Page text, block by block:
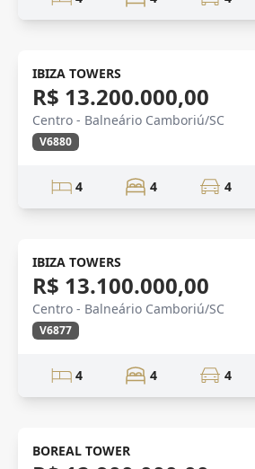
Novidade
IBIZA TOWERS
R$ 13.200.000,00
Centro - Balneário Camboriú/SC
V6880
4 4 4
Novidade
IBIZA TOWERS
R$ 13.100.000,00
Centro - Balneário Camboriú/SC
V6877
4 4 4
Novidade
BOREAL TOWER